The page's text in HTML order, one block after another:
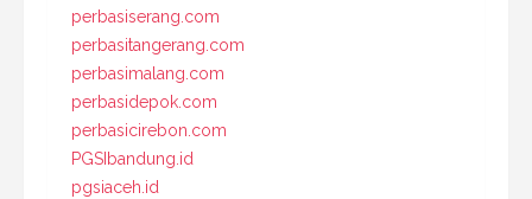
perbasiserang.com
perbasitangerang.com
perbasimalang.com
perbasidepok.com
perbasicirebon.com
PGSIbandung.id
pgsiaceh.id